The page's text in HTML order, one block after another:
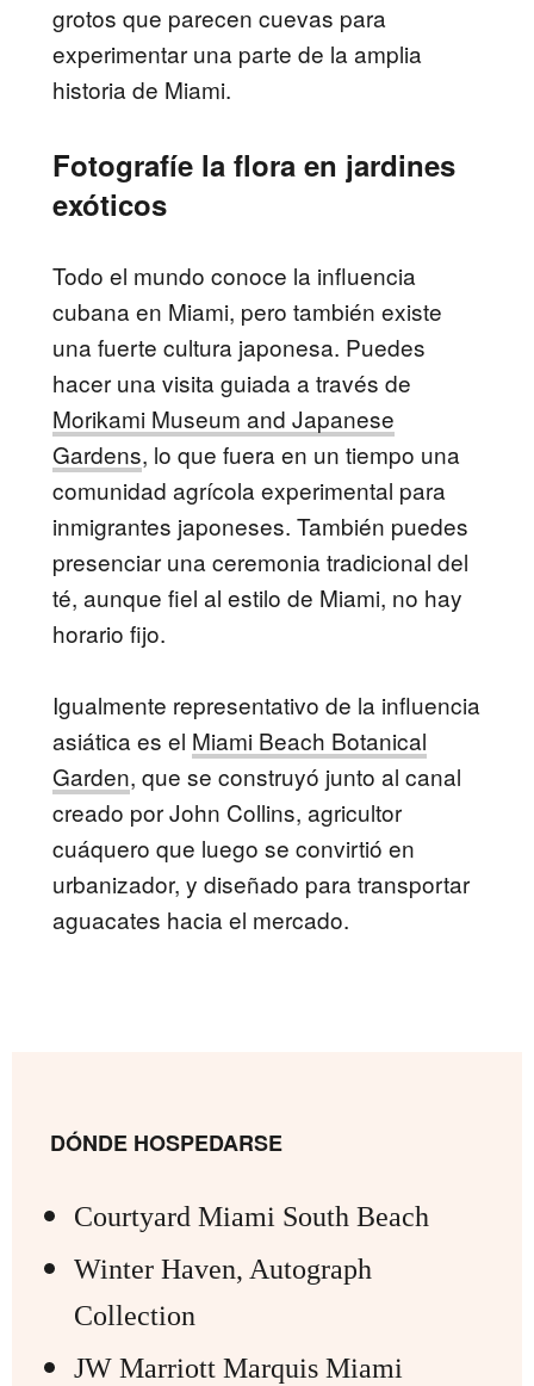
grotos que parecen cuevas para
experimentar una parte de la amplia
historia de Miami.
Fotografíe la flora en jardines
exóticos
Todo el mundo conoce la influencia
cubana en Miami, pero también existe
una fuerte cultura japonesa. Puedes
hacer una visita guiada a través de
Morikami Museum and Japanese
Gardens, lo que fuera en un tiempo una
comunidad agrícola experimental para
inmigrantes japoneses. También puedes
presenciar una ceremonia tradicional del
té, aunque fiel al estilo de Miami, no hay
horario fijo.
Igualmente representativo de la influencia
asiática es el Miami Beach Botanical
Garden, que se construyó junto al canal
creado por John Collins, agricultor
cuáquero que luego se convirtió en
urbanizador, y diseñado para transportar
aguacates hacia el mercado.
DÓNDE HOSPEDARSE
Courtyard Miami South Beach
Winter Haven, Autograph
Collection
JW Marriott Marquis Miami